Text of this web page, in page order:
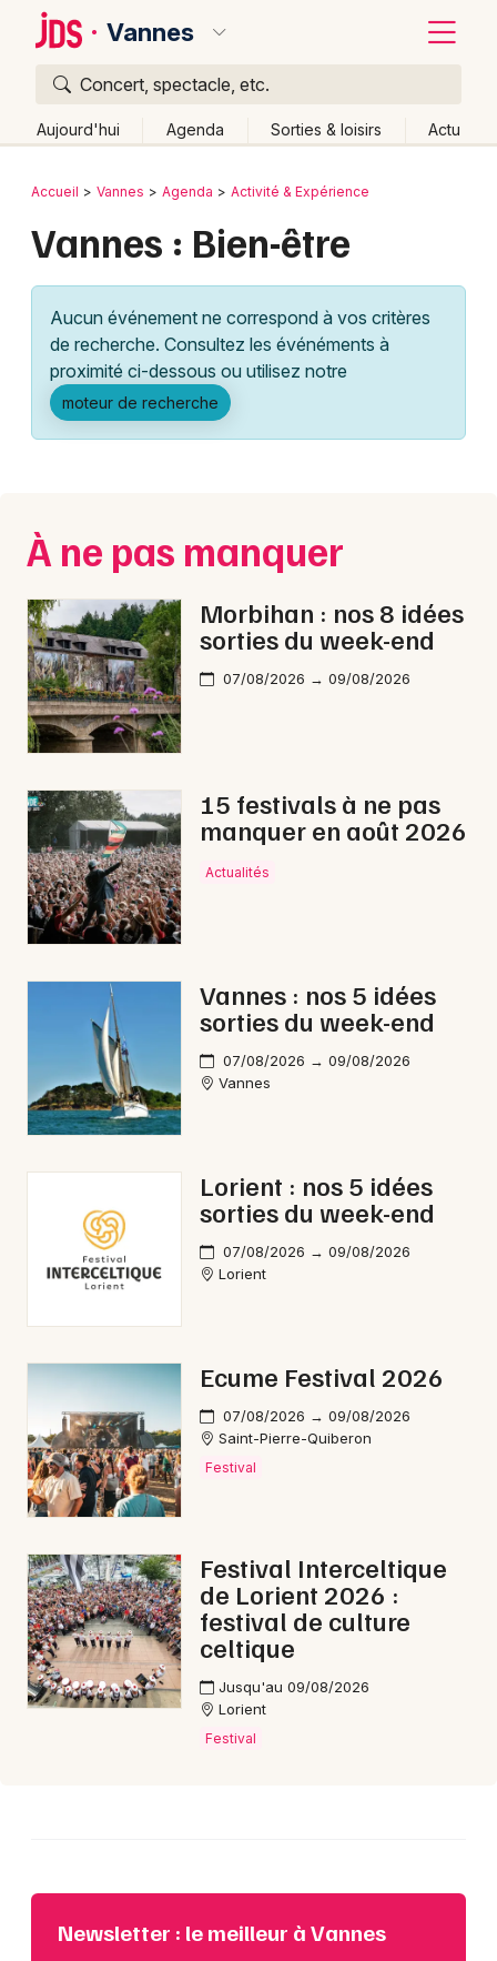
Vannes
Concert, spectacle, etc.
Aujourd'hui Agenda Sorties & loisirs Actu
Publier un événement
Grands événements
Activité & Expérience
Manifestations
Spectacles
Concerts
Sports
Soirées
Sorties famille
Expos
Sorties & loisirs
Bien-être dans le Morbihan
Newsletter des sorties
Actus à Vannes
Magazine à Vannes
Choisir mes départements
Mon email
Bordeaux
Lille
Lyon
Marseille
Nantes
Nice
Paris
Strasbourg
Toulouse
Retour
Accueil Vannes Agenda Activité & Expérience
Vannes : Bien-être
Aucun événement ne correspond à vos critères
de recherche. Consultez les événéments à
proximité ci-dessous ou utilisez notre
moteur de recherche
À ne pas manquer
Morbihan : nos 8 idées
sorties du week-end
07/08/2026 → 09/08/2026
15 festivals à ne pas
manquer en août 2026
Actualités
Vannes : nos 5 idées
sorties du week-end
07/08/2026 → 09/08/2026
Vannes
Lorient : nos 5 idées
sorties du week-end
07/08/2026 → 09/08/2026
Lorient
Ecume Festival 2026
07/08/2026 → 09/08/2026
Saint-Pierre-Quiberon
Festival
Festival Interceltique
de Lorient 2026 :
festival de culture
celtique
Jusqu'au 09/08/2026
Lorient
Festival
Newsletter : le meilleur à Vannes
Quoi ?
Où ?
Partout
Près de moi Changer de lieu
Quand ?
Ce week-end